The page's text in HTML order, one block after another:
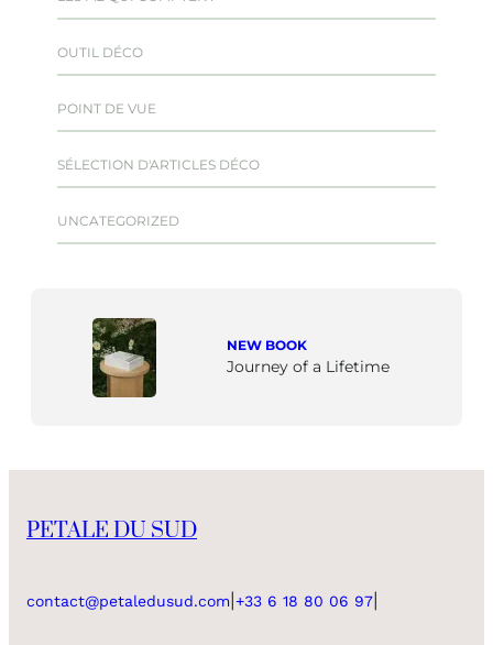
OUTIL DÉCO
POINT DE VUE
SÉLECTION D'ARTICLES DÉCO
UNCATEGORIZED
NEW BOOK
Journey of a Lifetime
PETALE DU SUD
contact@petaledusud.com +33 6 18 80 06 97